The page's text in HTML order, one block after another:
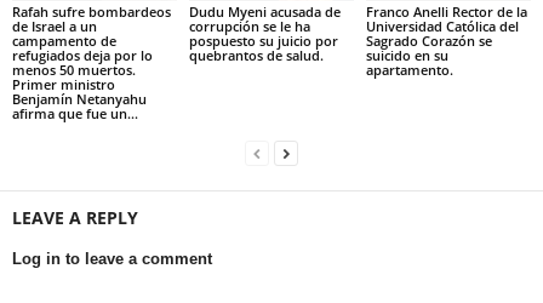
Rafah sufre bombardeos
de Israel a un
campamento de
refugiados deja por lo
menos 50 muertos.
Primer ministro
Benjamín Netanyahu
afirma que fue un...
Dudu Myeni acusada de
corrupción se le ha
pospuesto su juicio por
quebrantos de salud.
Franco Anelli Rector de la
Universidad Católica del
Sagrado Corazón se
suicido en su
apartamento.
LEAVE A REPLY
Log in to leave a comment